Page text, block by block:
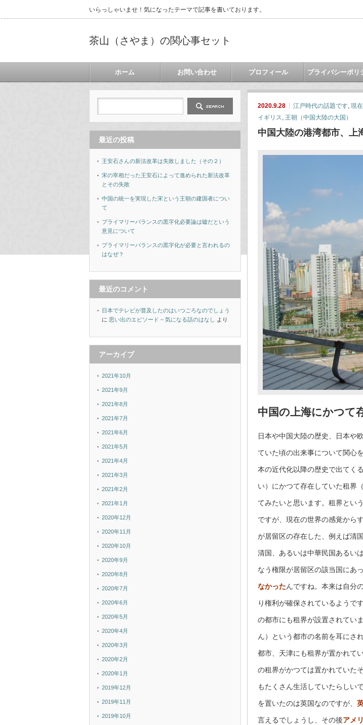
いらっしゃいませ！気になったテーマで記事を書いております。
茶山（さやま）の関心事セット
ホーム お問い合わせ プロフィール プライバシーポリ
2020.9.28 江戸時代の話題です, 現
イギリス, 王朝（中国大陸の大国）
中国大陸の港湾都市、上
中国の上海にかつて
日本や中国大陸の歴史、日本や
ていた頃の出来事について関心
本の近代化以降の歴史で出てく
い）にかつて存在していた租界
てみたいと思います。租界とい
ですが、現在の世界の感覚から
が居留区の存在した、例えば清
清国、あるいは中華民国あるい
なう権限が居留区の該当国にあ
なかったんですね。本来は自分
り権利が確保されているようで
の都市にも租界が設置されてい
ん）という都市の名前を耳にさ
都市、天津にも租界が置かれて
の租界がかつては置かれていた
もたくさん生活していたらしい
を置いたのは英国なのですが、
言えるでしょうし、その後アメ
最近の投稿
王安石さんの新法改革は失敗しました（その２）
宋の宰相だった王安石によって進められた新法改革
とその失敗
中国の統一を実現した宋という王朝の建国者につい
て
プライマリーバランスの黒字化必要論は嘘だという
意見について
プライマリーバランスの黒字化が必要と言われるの
はなぜ？
最近のコメント
日本でテレビが普及したのはいつごろなのでしょう
に 思い出のエピソード – 気になる話のはなし より
アーカイブ
2021年10月
2021年9月
2021年8月
2021年7月
2021年6月
2021年5月
2021年4月
2021年3月
2021年2月
2021年1月
2020年12月
2020年11月
2020年10月
2020年9月
2020年8月
2020年7月
2020年6月
2020年5月
2020年4月
2020年3月
2020年2月
2020年1月
2019年12月
2019年11月
2019年10月